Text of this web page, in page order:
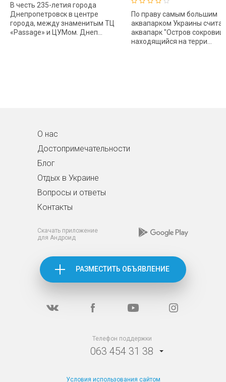
В честь 235-летия города
Днепропетровск в центре
города, между знаменитым ТЦ
«Passage» и ЦУМом. Днеп...
По праву самым большим
аквапарком Украины
аквапарк "Остров
находящийся на терри...
О нас
Достопримечательности
Блог
Отдых в Украине
Вопросы и ответы
Контакты
Скачать приложение
для Андроид
РАЗМЕСТИТЬ ОБЪЯВЛЕНИЕ
Телефон поддержки
063 454 31 38
Условия использования сайтом